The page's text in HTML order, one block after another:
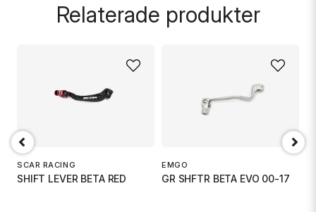
Ja, ni får publicera min fråga
Relaterade produkter
SCAR RACING
SHIFT LEVER BETA RED
EMGO
GR SHFTR BETA EVO 00-17